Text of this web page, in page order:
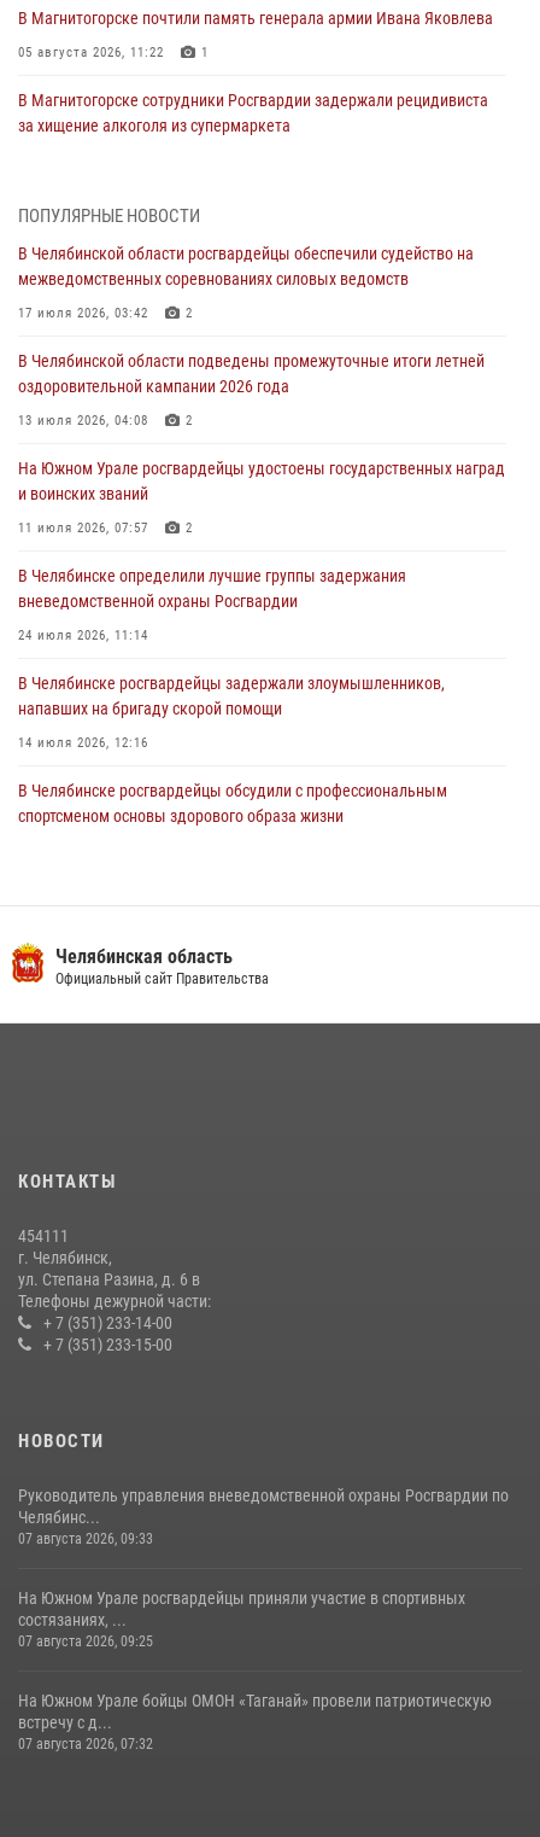
В Магнитогорске почтили память генерала армии Ивана Яковлева
05 августа 2026, 11:22 1
В Магнитогорске сотрудники Росгвардии задержали рецидивиста
за хищение алкоголя из супермаркета
На Южном Урале спецназ Росгвардии провел военно-полевые
Росгвардейцы задержали трёх магазинных воров в Челябинске
На Южном Урале сотрудники Росгвардии задержали
подозреваемого в совершении убийства
В Челябинской области росгвардейцами по горячим следам
задержан подозреваемый в грабеже
ПОПУЛЯРНЫЕ НОВОСТИ
В Челябинской области росгвардейцы обеспечили судейство на
межведомственных соревнованиях силовых ведомств
17 июля 2026, 03:42 2
В Челябинской области подведены промежуточные итоги летней
оздоровительной кампании 2026 года
13 июля 2026, 04:08 2
На Южном Урале росгвардейцы удостоены государственных наград
и воинских званий
11 июля 2026, 07:57 2
В Челябинске определили лучшие группы задержания
вневедомственной охраны Росгвардии
24 июля 2026, 11:14
В Челябинске росгвардейцы задержали злоумышленников,
напавших на бригаду скорой помощи
14 июля 2026, 12:16
В Челябинске росгвардейцы обсудили с профессиональным
спортсменом основы здорового образа жизни
23 июля 2026, 09:28 2
14 июля 2026, 05:15
Челябинская область
Официальный сайт Правительства
КОНТАКТЫ
454111
г. Челябинск,
ул. Степана Разина, д. 6 в
Телефоны дежурной части:
+ 7 (351) 233-14-00
+ 7 (351) 233-15-00
НОВОСТИ
Руководитель управления вневедомственной охраны Росгвардии по
Челябинс...
07 августа 2026, 09:33
На Южном Урале росгвардейцы приняли участие в спортивных
состязаниях, ...
07 августа 2026, 09:25
На Южном Урале бойцы ОМОН «Таганай» провели патриотическую
встречу с д...
07 августа 2026, 07:32